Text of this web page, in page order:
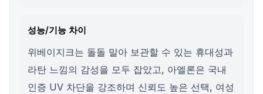
성능/기능 차이
위베이지크는 돌돌 말아 보관할 수 있는 휴대성과
라탄 느낌의 감성을 모두 잡았고, 아엘론은 국내
인증 UV 차단을 강조하며 신뢰도 높은 선택, 여성